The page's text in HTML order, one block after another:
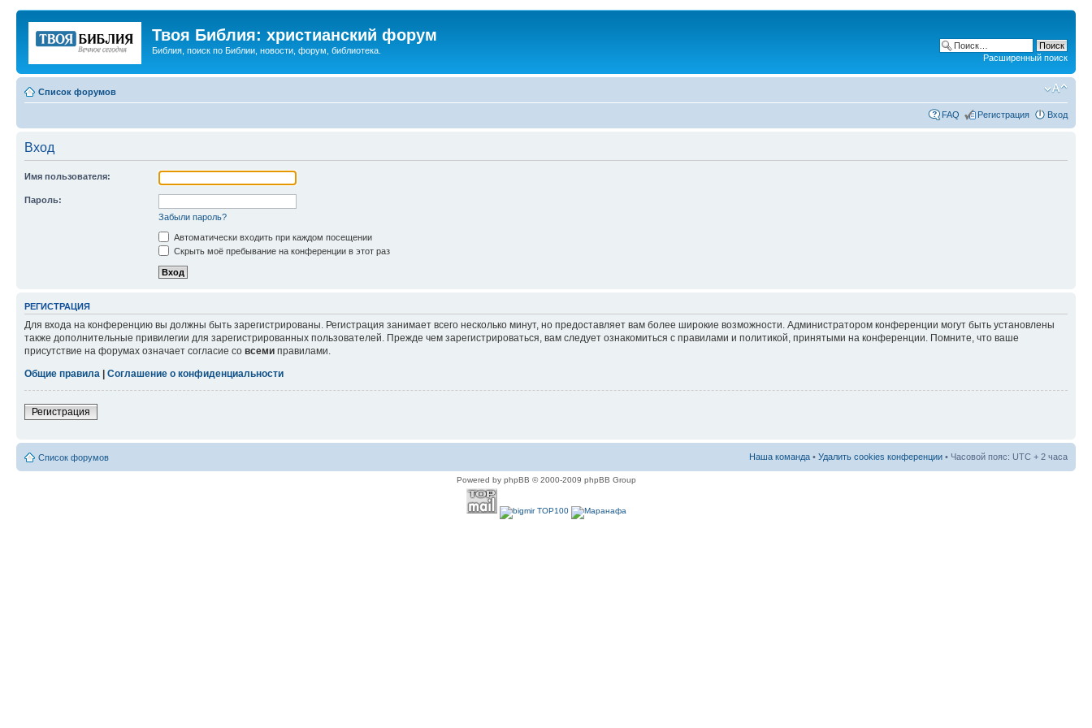
Твоя Библия: христианский форум
Библия, поиск по Библии, новости, форум, библиотека.
Расширенный поиск
Список форумов
FAQ Регистрация Вход
Вход
Имя пользователя:
Пароль:
Забыли пароль?
Автоматически входить при каждом посещении
Скрыть моё пребывание на конференции в этот раз
РЕГИСТРАЦИЯ
Для входа на конференцию вы должны быть зарегистрированы. Регистрация занимает всего несколько минут, но предоставляет вам более широкие возможности. Администратором конференции могут быть установлены
также дополнительные привилегии для зарегистрированных пользователей. Прежде чем зарегистрироваться, вам следует ознакомиться с правилами и политикой, принятыми на конференции. Помните, что ваше
присутствие на форумах означает согласие со всеми правилами.
Общие правила
Соглашение о конфиденциальности
Регистрация
Список форумов Наша команда • Удалить cookies конференции • Часовой пояс: UTC + 2 часа
Powered by phpBB © 2000-2009 phpBB Group